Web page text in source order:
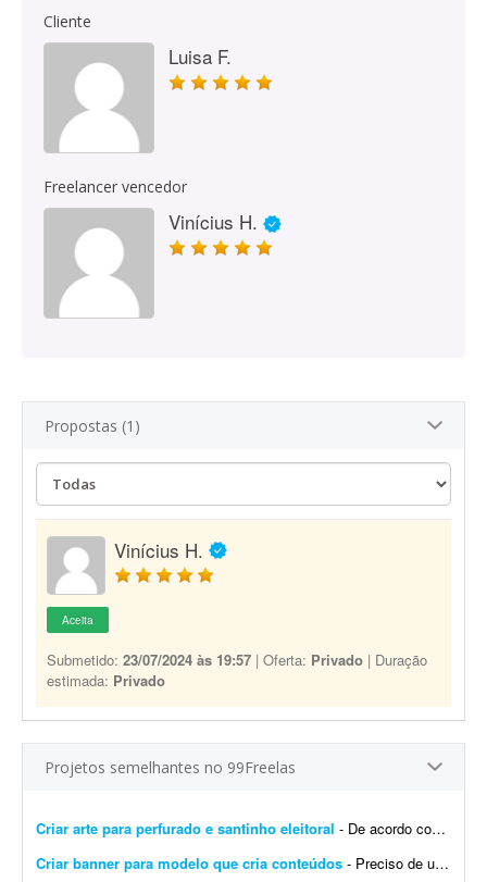
Cliente
Luisa F.
Freelancer vencedor
Vinícius H.
Propostas (1)
Vinícius H.
Aceita
Submetido: 23/07/2024 às 19:57 | Oferta: Privado | Duração
estimada: Privado
Projetos semelhantes no 99Freelas
Criar arte para perfurado e santinho eleitoral - De acordo com as especificações que serão fornecidas, desenvolver uma peça-conceito para um possível candidato a cargo político, contemplando versão...
Criar banner para modelo que cria conteúdos - Preciso de um banner para modelo que cria conteúdos. Vou enviar 5 fotos e quero que eu apareça no banner, com fundo rosa, em um estilo bem feminino.